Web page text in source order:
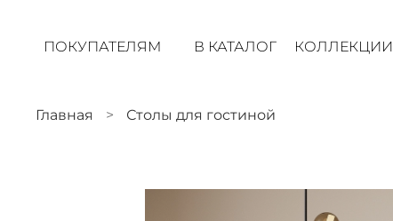
ПОКУПАТЕЛЯМ В КАТАЛОГ КОЛЛЕКЦИИ
Главная Столы для гостиной